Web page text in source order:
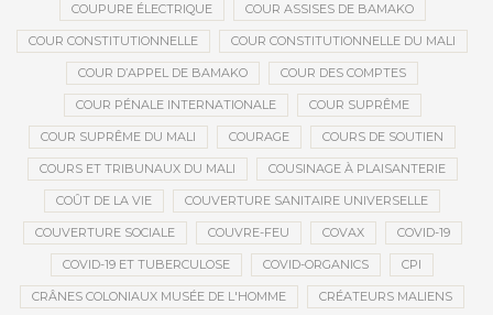
COUPURE ÉLECTRIQUE COUR ASSISES DE BAMAKO
COUR CONSTITUTIONNELLE COUR CONSTITUTIONNELLE DU MALI
COUR D’APPEL DE BAMAKO COUR DES COMPTES
COUR PÉNALE INTERNATIONALE COUR SUPRÊME
COUR SUPRÊME DU MALI COURAGE COURS DE SOUTIEN
COURS ET TRIBUNAUX DU MALI COUSINAGE À PLAISANTERIE
COÛT DE LA VIE COUVERTURE SANITAIRE UNIVERSELLE
COUVERTURE SOCIALE COUVRE-FEU COVAX COVID-19
COVID-19 ET TUBERCULOSE COVID-ORGANICS CPI
CRÂNES COLONIAUX MUSÉE DE L'HOMME CRÉATEURS MALIENS